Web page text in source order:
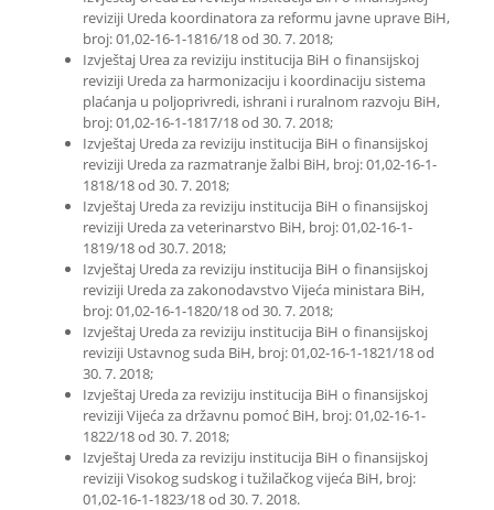
reviziji Ureda koordinatora za reformu javne uprave BiH,
broj: 01,02-16-1-1816/18 od 30. 7. 2018;
Izvještaj Urea za reviziju institucija BiH o finansijskoj
reviziji Ureda za harmonizaciju i koordinaciju sistema
plaćanja u poljoprivredi, ishrani i ruralnom razvoju BiH,
broj: 01,02-16-1-1817/18 od 30. 7. 2018;
Izvještaj Ureda za reviziju institucija BiH o finansijskoj
reviziji Ureda za razmatranje žalbi BiH, broj: 01,02-16-1-
1818/18 od 30. 7. 2018;
Izvještaj Ureda za reviziju institucija BiH o finansijskoj
reviziji Ureda za veterinarstvo BiH, broj: 01,02-16-1-
1819/18 od 30.7. 2018;
Izvještaj Ureda za reviziju institucija BiH o finansijskoj
reviziji Ureda za zakonodavstvo Vijeća ministara BiH,
broj: 01,02-16-1-1820/18 od 30. 7. 2018;
Izvještaj Ureda za reviziju institucija BiH o finansijskoj
reviziji Ustavnog suda BiH, broj: 01,02-16-1-1821/18 od
30. 7. 2018;
Izvještaj Ureda za reviziju institucija BiH o finansijskoj
reviziji Vijeća za državnu pomoć BiH, broj: 01,02-16-1-
1822/18 od 30. 7. 2018;
Izvještaj Ureda za reviziju institucija BiH o finansijskoj
reviziji Visokog sudskog i tužilačkog vijeća BiH, broj:
01,02-16-1-1823/18 od 30. 7. 2018.